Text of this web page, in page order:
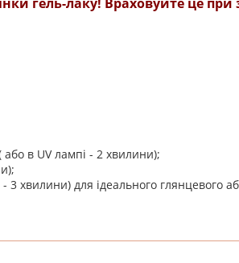
в UV лампі - 2 хвилини);
хвилини) для ідеального глянцевого